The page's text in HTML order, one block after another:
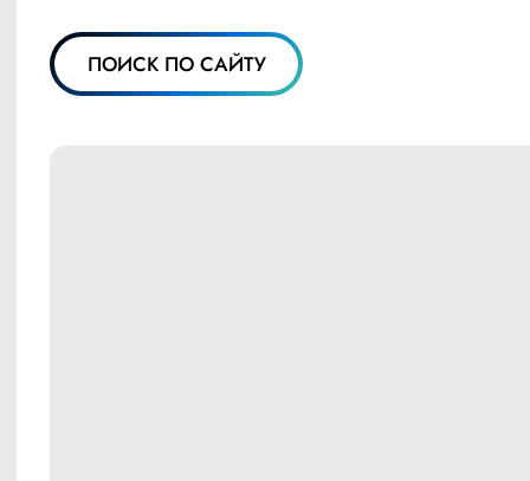
ПОИСК ПО САЙТУ